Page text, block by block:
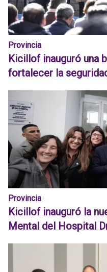
Provincia
Kicillof inauguró una
fortalecer la
Provincia
Kicillof inauguró la
Mental del Hospital